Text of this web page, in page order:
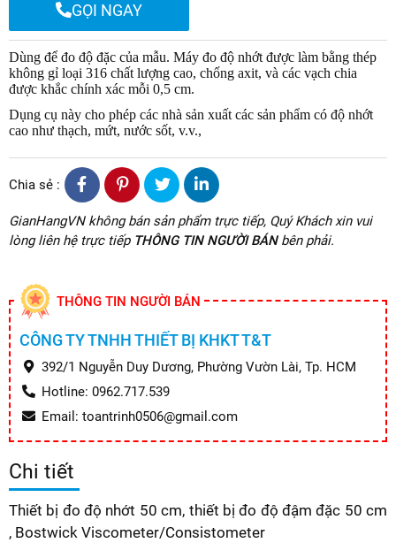
GỌI NGAY
Dùng để đo độ đặc của mẫu. Máy đo độ nhớt được làm bằng thép
không gỉ loại 316 chất lượng cao, chống axit, và các vạch chia
được khắc chính xác mỗi 0,5 cm.
Dụng cụ này cho phép các nhà sản xuất các sản phẩm có độ nhớt
cao như thạch, mứt, nước sốt, v.v.,
Chia sẻ :
GianHangVN không bán sản phẩm trực tiếp, Quý Khách xin vui
lòng liên hệ trực tiếp THÔNG TIN NGƯỜI BÁNbên phải.
THÔNG TIN NGƯỜI BÁN
CÔNG TY TNHH THIẾT BỊ KHKT T&T
392/1 Nguyễn Duy Dương, Phường Vườn Lài, Tp. HCM
Hotline: 0962.717.539
Email: toantrinh0506@gmail.com
Chi tiết
Thiết bị đo độ nhớt 50 cm, thiết bị đo độ đậm đặc 50 cm
, Bostwick Viscometer/Consistometer